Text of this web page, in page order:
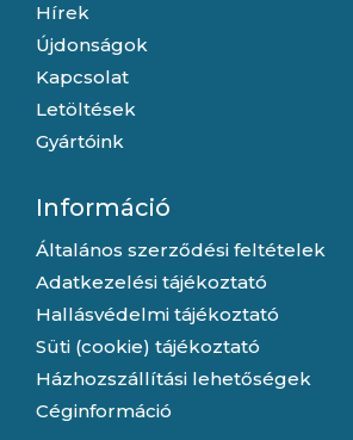
Hírek
Újdonságok
Kapcsolat
Letöltések
Gyártóink
Információ
Általános szerződési feltételek
Adatkezelési tájékoztató
Hallásvédelmi tájékoztató
Süti (cookie) tájékoztató
Házhozszállítási lehetőségek
Céginformáció